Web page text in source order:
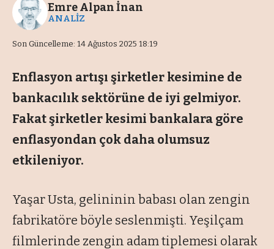
Son Güncelleme: 14 Ağustos 2025 18:19
Emre Alpan İnan
ANALİZ
Enflasyon artışı şirketler kesimine de
bankacılık sektörüne de iyi gelmiyor.
Fakat şirketler kesimi bankalara göre
enflasyondan çok daha olumsuz
etkileniyor.
Yaşar Usta, gelininin babası olan zengin
fabrikatöre böyle seslenmişti. Yeşilçam
filmlerinde zengin adam tiplemesi olarak